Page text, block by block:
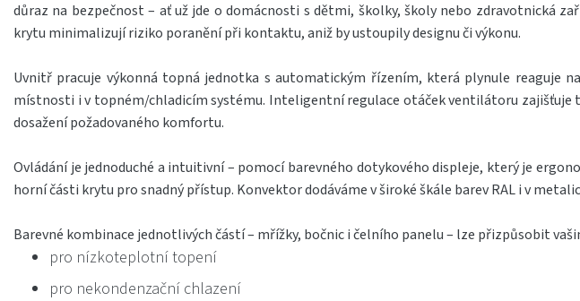
důraz na bezpečnost – ať už jde o domácnosti s dětmi, školky, školy nebo zdravotnická
krytu minimalizují riziko poranění při kontaktu, aniž by ustoupily designu či výkonu.
Uvnitř pracuje výkonná topná jednotka s automatickým řízením, která plynule reaguje
místnosti i v topném/chladicím systému. Inteligentní regulace otáček ventilátoru zajišťuje
dosažení požadovaného komfortu.
Ovládání je jednoduché a intuitivní – pomocí barevného dotykového displeje, který je
horní části krytu pro snadný přístup. Konvektor dodáváme v široké škále barev RAL i v
Barevné kombinace jednotlivých částí – mřížky, bočnic i čelního panelu – lze přizpůsobit
pro nízkoteplotní topení
pro nekondenzační chlazení